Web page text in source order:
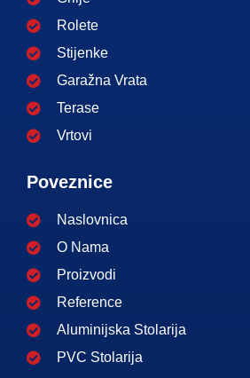
Rolete
Stijenke
Garažna Vrata
Terase
Vrtovi
Poveznice
Naslovnica
O Nama
Proizvodi
Reference
Aluminijska Stolarija
PVC Stolarija